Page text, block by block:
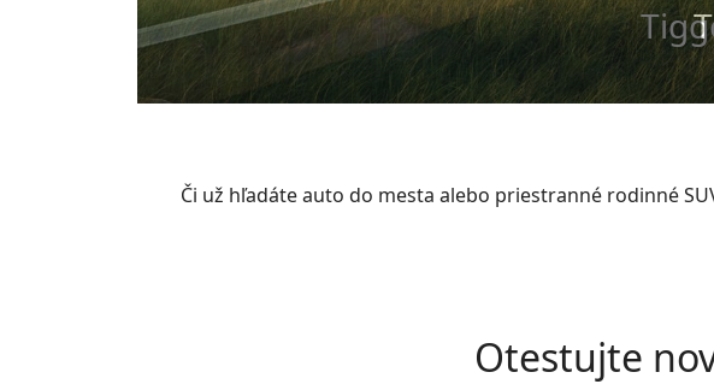
Či už hľadáte auto do mesta alebo priestranné rodinné
Otestujte